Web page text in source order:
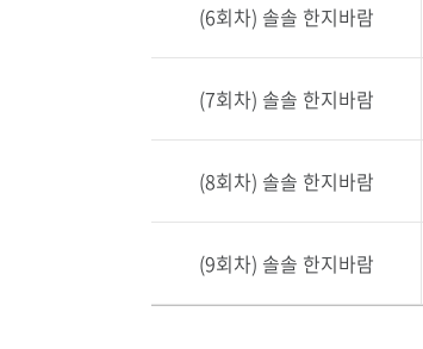
일
(6회차) 솔솔 한지바람
(7회차) 솔솔 한지바람
(8회차) 솔솔 한지바람
(9회차) 솔솔 한지바람